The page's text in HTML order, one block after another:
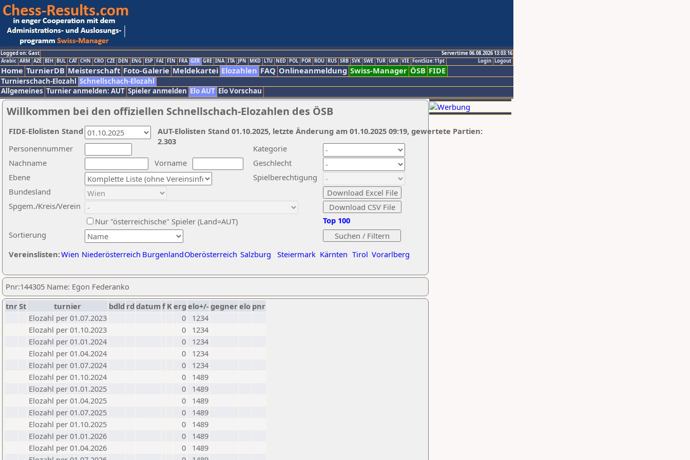
Logged on: Gast
Servertime 06.08.2026 13:03:16
Logout
Login
Arabic ARM AZE BIH BUL CAT CHN CRO CZE DEN ENG ESP FAI FIN FRA GER GRE INA ITA JPN MKD LTU NED POL POR ROU RUS SRB SVK SWE TUR UKR VIE FontSize:11pt
Home TurnierDB Meisterschaft Foto-Galerie Meldekartei Elozahlen FAQ Onlineanmeldung Swiss-Manager ÖSB FIDE
Turnierschach-Elozahl Schnellschach-Elozahl
Allgemeines Turnier anmelden: AUT Spieler anmelden Elo AUT Elo Vorschau
Willkommen bei den offiziellen Schnellschach-Elozahlen des ÖSB
Nachname
Vorname
Ebene
Kategorie
Sortierung
Personennummer
Bundesland
Spgem./Kreis/Verein
Geschlecht
Nur "österreichische" Spieler (Land=AUT)
Spielberechtigung
Vereinslisten:Wien Niederösterreich BurgenlandOberösterreich Salzburg Steiermark Kärnten Tirol Vorarlberg
Top 100
AUT-Elolisten Stand 01.10.2025, letzte Änderung am 01.10.2025 09:19, gewertete Partien:
2.303
FIDE-Elolisten Stand
Pnr:144305 Name: Egon Federanko
tnrSt turnier bdld rd datumf Kerg elo+/-gegnerelo pnr
Elozahl per 01.07.2023
0
1234
Elozahl per 01.10.2023
0
1234
Elozahl per 01.01.2024
0
1234
Elozahl per 01.04.2024
0
1234
Elozahl per 01.07.2024
0
1234
Elozahl per 01.10.2024
0
1489
Elozahl per 01.01.2025
0
1489
Elozahl per 01.04.2025
0
1489
Elozahl per 01.07.2025
0
1489
Elozahl per 01.10.2025
0
1489
Elozahl per 01.01.2026
0
1489
Elozahl per 01.04.2026
0
1489